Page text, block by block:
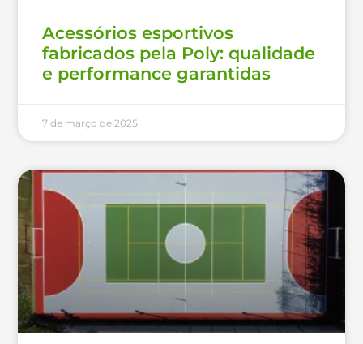
Acessórios esportivos
fabricados pela Poly: qualidade
e performance garantidas
7 de março de 2025